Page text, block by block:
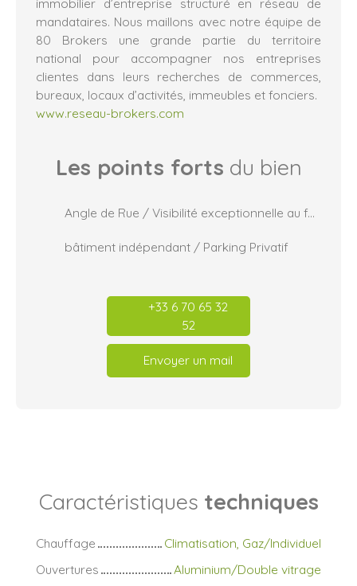
mandataires. Nous maillons avec notre équipe de
80 Brokers une grande partie du territoire
national pour accompagner nos entreprises
clientes dans leurs recherches de commerces,
bureaux, locaux d’activités, immeubles et fonciers.
www.reseau-brokers.com
Les points forts du bien
Angle de Rue / Visibilité exceptionnelle au feu rouge
bâtiment indépendant / Parking Privatif
+33 6 70 65 32
52
Envoyer un mail
Caractéristiques techniques
Chauffage
Climatisation, Gaz/Individuel
Ouvertures
Aluminium/Double vitrage